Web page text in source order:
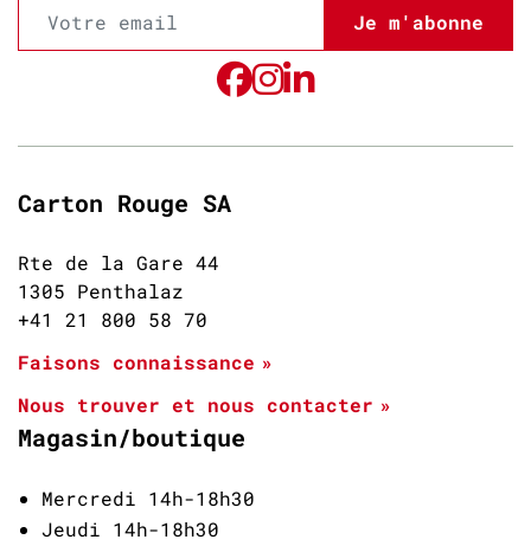
Je m'abonne
Carton Rouge SA
Rte de la Gare 44
1305 Penthalaz
+41 21 800 58 70
Faisons connaissance
Nous trouver et nous contacter
Magasin/boutique
Mercredi 14h-18h30
Jeudi 14h-18h30